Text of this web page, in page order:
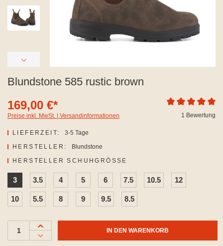
Blundstone 585 rustic brown
169,00 €*
Preise inkl. MwSt. | Versandinformationen 1 Bewertung
LIEFERZEIT:
3-5 Tage
HERSTELLER:
Blundstone
HERSTELLER SCHUHGRÖSSE
3 3.5 4 5 6 7.5 10.5 12
10 5.5 8 9 9.5 8.5
IN DEN WARENKORB